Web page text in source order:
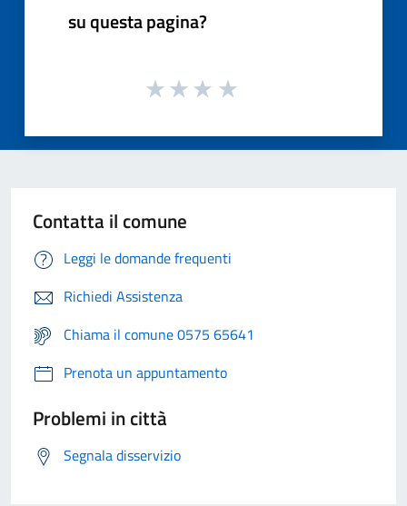
su questa pagina?
Contatta il comune
Leggi le domande frequenti
Richiedi Assistenza
Chiama il comune 0575 65641
Prenota un appuntamento
Problemi in città
Segnala disservizio